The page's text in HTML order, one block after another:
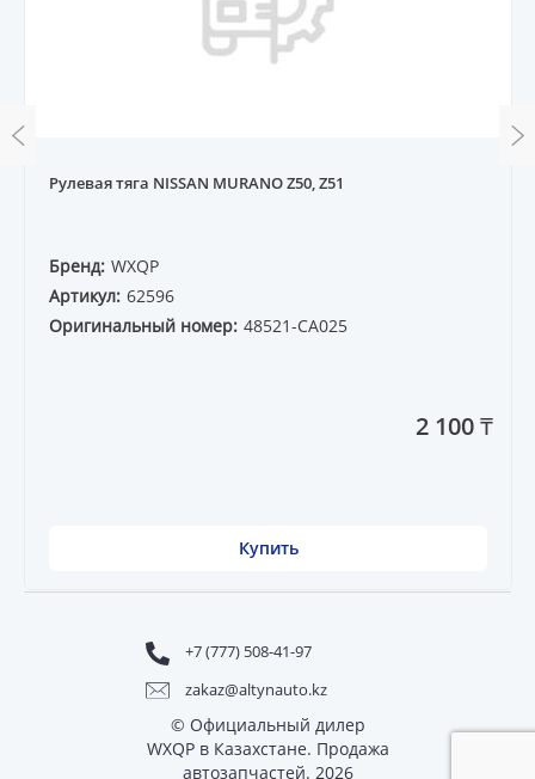
Рулевая тяга NISSAN MURANO Z50, Z51
Бренд: WXQP
Артикул: 62596
Оригинальный номер: 48521-CA025
2 100 ₸
Купить
+7 (777) 508-41-97
zakaz@altynauto.kz
© Официальный дилер
WXQP в Казахстане. Продажа
автозапчастей. 2026